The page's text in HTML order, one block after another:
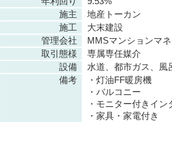
施主
地産トーカン
施工
大末建設
管理会社
MMSマンションマ
取引態様
専属専任媒介
設備
水道、都市ガス、風
備考
・灯油FF暖房機
・バルコニー
・モニター付きイン
・家具・家電付き